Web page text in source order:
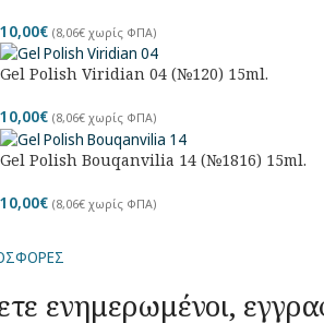
10,00€ (8,06€ χωρίς ΦΠΑ)
Gel Polish Viridian 04 (№120) 15ml.
10,00€ (8,06€ χωρίς ΦΠΑ)
Gel Polish Bouqanvilia 14 (№1816) 15ml.
10,00€ (8,06€ χωρίς ΦΠΑ)
ενημερωμένοι,